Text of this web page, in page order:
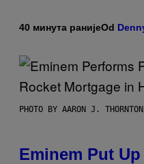
40 минута ранијеOd
PHOTO BY AARON J.
Eminem Put